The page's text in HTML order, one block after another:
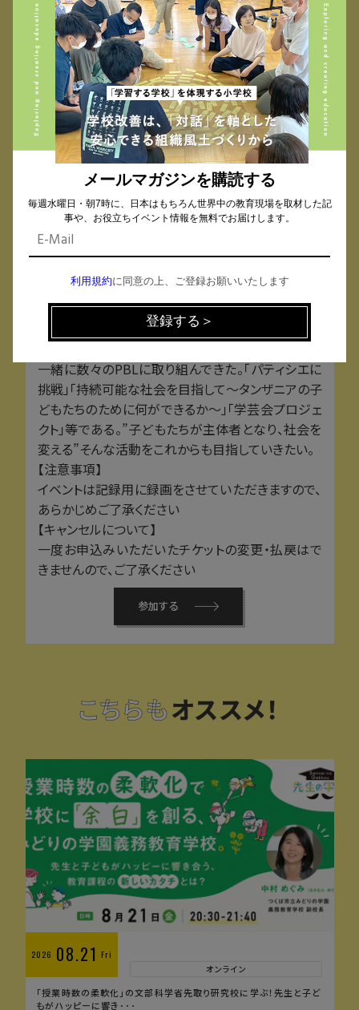
【登壇者】
山下 徹
三鷹市立第三小学校 主任教諭
＜プロフィール＞
民間企業より転職し、現職に至る。これまで、総合的
一緒に数々のPBLに取り組んできた。「パティシエに
挑戦」「持続可能な社会を目指して〜タンザニアの子
どもたちのために何ができるか〜」「学芸会プロジェ
クト」等である。”子どもたちが主体者となり、社会を
変える”そんな活動をこれからも目指していきたい。
【注意事項】
イベントは記録用に録画をさせていただきますので、
あらかじめご了承ください
【キャンセルについて】
一度お申込みいただいたチケットの変更・払戻はで
きませんので、ご了承ください
参加する
こちらもオススメ！
2026 08.21 Fri
オンライン
「授業時数の柔軟化」の文部科学省先取り研究校に学ぶ！先生と子ど
もがハッピーに響き･･･
メールマガジンを購読する
毎週水曜日・朝7時に、日本はもちろん世界中の教育現場を取材した記
事や、お役立ちイベント情報を無料でお届けします。
利用規約に同意の上、ご登録お願いいたします